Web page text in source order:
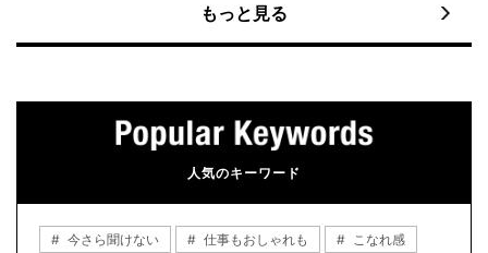
もっと見る
人気のキーワード
今さら聞けない 仕事もおしゃれも
こなれ感